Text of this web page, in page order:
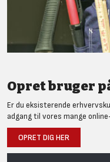
Opret bruger
Er du eksisterende
adgang til vores mange
OPRET DIG HER